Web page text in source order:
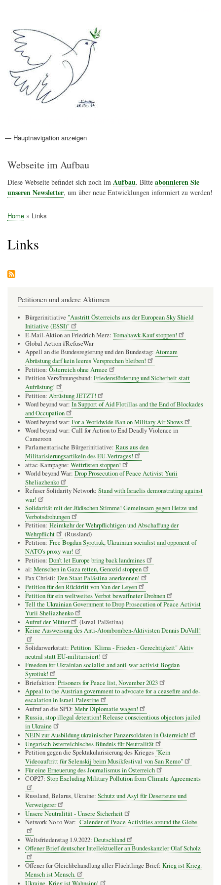
Hauptnavigation
— Hauptnavigation anzeigen
Aktionen
Friedensbewegung
Friedensprojekte
Home
Konflikte
Links
Narichtenlinks
News
Politik
Termine
Texte
Kunst
Friedensexperten
Friedensforschung
Friedensinitiativen
Friedensnachrichten
Webseite im Aufbau
Diese Webseite befindet sich noch im Aufbau. Bitte abonnieren Sie
unseren Newsletter, um über neue Entwicklungen informiert zu werden!
Home Links
Links
Petitionen und andere Aktionen
Bürgerinitiative "Austritt Österreichs aus der European Sky Shield
Initiative (ESSI)"
E-Mail-Aktion an Friedrich Merz: Tomahawk-Kauf stoppen!
Global Action #RefuseWar
Appell an die Bundesregierung und den Bundestag: Atomare
Abrüstung darf kein leeres Versprechen bleiben!
Petition: Österreich ohne Armee
Petition Versöhnungsbund: Friedensförderung und Sicherheit statt
Aufrüstung!
Petition: Abrüstung JETZT!
Word beyond war: In Support of Aid Flotillas and the End of Blockades
and Occupation
Word beyond war: For a Worldwide Ban on Military Air Shows
Word beyond war: Call for Action to End Deadly Violence in
Cameroon
Parlamentarische Bürgerinitiative: Raus aus den
Militarisierungsartikeln des EU-Vertrages!
attac-Kampagne: Wettrüsten stoppen!
World beyond War: Drop Prosecution of Peace Activist Yurii
Sheliazhenko
Refuser Solidarity Network: Stand with Israelis demonstrating against
war!
Solidarität mit der Jüdischen Stimme! Gemeinsam gegen Hetze und
Verbotsdrohungen
Petition: Heimkehr der Wehrpflichtigen und Abschaffung der
Wehrpflicht
(Russland)
Petition: Free Bogdan Syrotiuk, Ukrainian socialist and opponent of
NATO's proxy war!
Petition: Don’t let Europe bring back landmines
ai: Menschen in Gaza retten, Genozid stoppen
Pax Christi: Den Staat Palästina anerkennen!
Petition für den Rücktritt von Van der Leyen
Petition für ein weltweites Verbot bewaffneter Drohnen
Tell the Ukrainian Government to Drop Prosecution of Peace Activist
Yurii Sheliazhenko
Aufruf der Mütter
(Isreal-Palästina)
Keine Ausweisung des Anti-Atombomben-Aktivisten Dennis DuVall!
Solidarwerkstatt: Petition "Klima - Frieden - Gerechtigkeit" Aktiv
neutral statt EU-militarisiert!
Freedom for Ukrainian socialist and anti-war activist Bogdan
Syrotiuk!
Briefaktion: Prisoners for Peace list, November 2023
Appeal to the Austrian government to advocate for a ceasefire and de-
escalation in Israel-Palestine
Aufruf an die SPD: Mehr Diplomatie wagen!
Russia, stop illegal detention! Release conscientious objectors jailed
in Ukraine
NEIN zur Ausbildung ukrainischer Panzersoldaten in Österreich!
Ungarisch-österreichisches Bündnis für Neutralität
Petition gegen die Spektakularisierung des Krieges "Kein
Videoauftritt für Selenskij beim Musikfestival von San Remo"
Für eine Erneuerung des Journalismus in Österreich
COP27: Stop Excluding Military Pollution from Climate Agreements
Russland, Belarus, Ukraine: Schutz und Asyl für Deserteure und
Verweigerer
Unsere Neutralität - Unsere Sicherheit
Network No to War: Calender of Peace Activities around the Globe
Weltsfriedenstag 1.9.2022: Deutschland
Offener Brief deutscher Intellektueller an Bundeskanzler Olaf Scholz
Offener für Gleichbehandlung aller Flüchtlinge Brief: Krieg ist Krieg.
Mensch ist Mensch.